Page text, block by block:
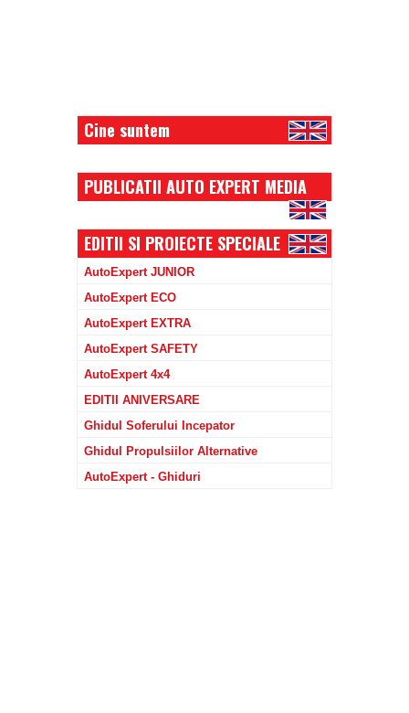
Cine suntem
PUBLICATII AUTO EXPERT MEDIA
EDITII SI PROIECTE SPECIALE
AutoExpert JUNIOR
AutoExpert ECO
AutoExpert EXTRA
AutoExpert SAFETY
AutoExpert 4x4
EDITII ANIVERSARE
Ghidul Soferului Incepator
Ghidul Propulsiilor Alternative
AutoExpert - Ghiduri